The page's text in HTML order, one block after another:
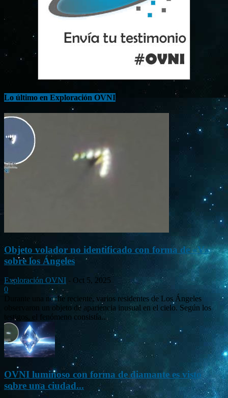
Lo último en Exploración OVNI
Objeto volador no identificado con forma de «V»
sobre los Ángeles
Exploración OVNI - Oct 5, 2025
0
Durante una noche reciente, varios residentes de Los Ángeles
observaron un objeto de apariencia inusual en el cielo. Según los
testigos, el fenómeno consistía...
OVNI luminoso con forma de diamante es visto
sobre una ciudad...